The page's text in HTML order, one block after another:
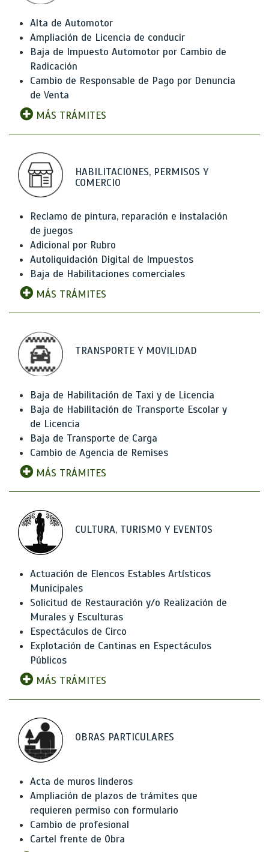
Alta de Automotor
Ampliación de Licencia de conducir
Baja de Impuesto Automotor por Cambio de
Radicación
Cambio de Responsable de Pago por Denuncia
de Venta
MÁS TRÁMITES
HABILITACIONES, PERMISOS Y
COMERCIO
Reclamo de pintura, reparación e instalación
de juegos
Adicional por Rubro
Autoliquidación Digital de Impuestos
Baja de Habilitaciones comerciales
MÁS TRÁMITES
TRANSPORTE Y MOVILIDAD
Baja de Habilitación de Taxi y de Licencia
Baja de Habilitación de Transporte Escolar y
de Licencia
Baja de Transporte de Carga
Cambio de Agencia de Remises
MÁS TRÁMITES
CULTURA, TURISMO Y EVENTOS
Actuación de Elencos Estables Artísticos
Municipales
Solicitud de Restauración y/o Realización de
Murales y Esculturas
Espectáculos de Circo
Explotación de Cantinas en Espectáculos
Públicos
MÁS TRÁMITES
OBRAS PARTICULARES
Acta de muros linderos
Ampliación de plazos de trámites que
requieren permiso con formulario
Cambio de profesional
Cartel frente de Obra